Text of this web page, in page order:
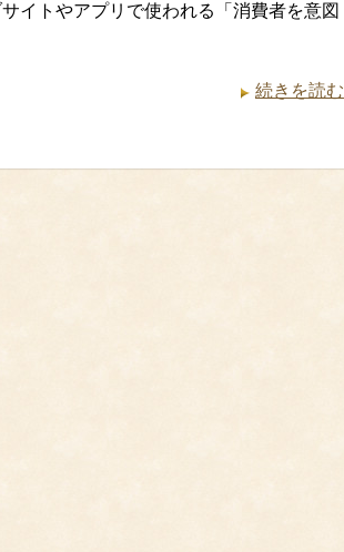
イトやアプリで使われる「消費者を意図
続きを読む